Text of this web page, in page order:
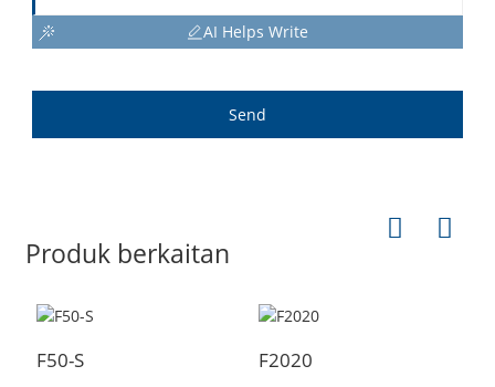
AI Helps Write
Send
Produk berkaitan
F50-S F2020